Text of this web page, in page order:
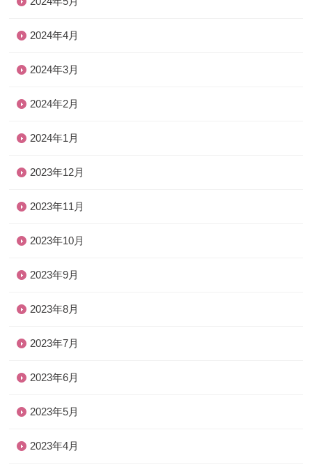
2024年4月
2024年3月
2024年2月
2024年1月
2023年12月
2023年11月
2023年10月
2023年9月
2023年8月
2023年7月
2023年6月
2023年5月
2023年4月